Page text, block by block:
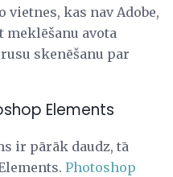
vietnes, kas nav Adobe,
meklēšanu avota
skenēšanu par
Elements
ir pārāk daudz, tā
Photoshop